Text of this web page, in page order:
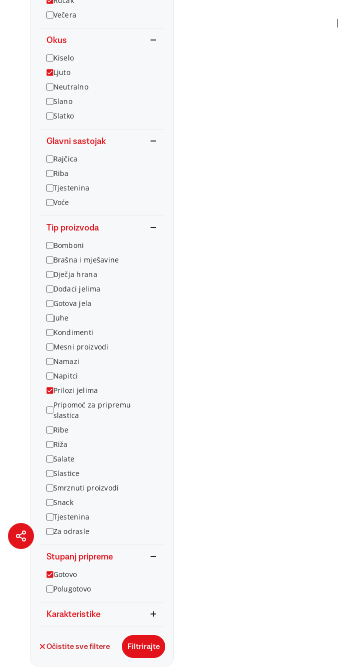
Večera
Okus
Kiselo
Ljuto
Neutralno
Slano
Slatko
Glavni sastojak
Rajčica
Riba
Tjestenina
Voće
Tip proizvoda
Bomboni
Brašna i mješavine
Dječja hrana
Dodaci jelima
Gotova jela
Juhe
Kondimenti
Mesni proizvodi
Namazi
Napitci
Prilozi jelima
Pripomoć za pripremu
slastica
Ribe
Riža
Salate
Slastice
Smrznuti proizvodi
Snack
Tjestenina
Za odrasle
Stupanj pripreme
Gotovo
Polugotovo
Karakteristike
Očistite sve filtere Filtrirajte